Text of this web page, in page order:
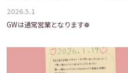
2026.5.1
GWは通常営業となります❁